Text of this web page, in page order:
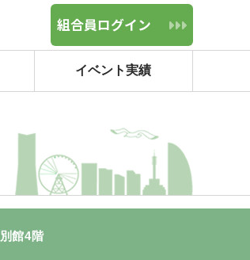
組合員ログイン
イベント実績
館4階